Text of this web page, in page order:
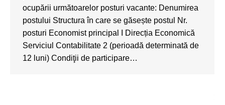
ocupării următoarelor posturi vacante: Denumirea
postului Structura în care se găsește postul Nr.
posturi Economist principal I Direcția Economică
Serviciul Contabilitate 2 (perioadă determinată de
12 luni) Condiţii de participare…